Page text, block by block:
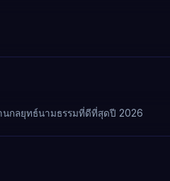
นกลยุทธ์นามธรรมที่ดีที่สุดปี 2026